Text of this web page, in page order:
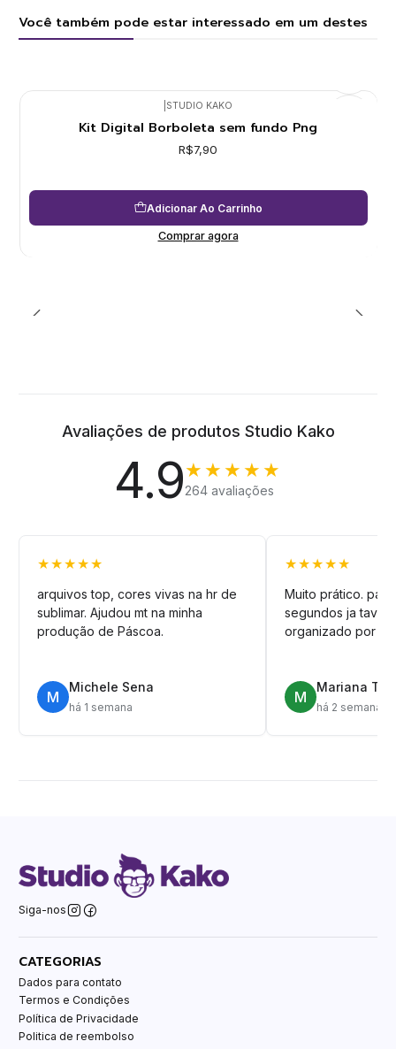
Você também pode estar interessado em um destes
STUDIO KAKO
Kit Digital Borboleta sem fundo Png
R$7,90
Adicionar Ao Carrinho
Comprar agora
Avaliações de produtos Studio Kako
4.9★★★★★
264 avaliações
★★★★★
arquivos top, cores vivas na hr de
sublimar. Ajudou mt na minha
produção de Páscoa.
M
Michele Sena
há 1 semana
★★★★★
Muito prático.
segundos ja tava
organizado por
M
Mariana T.
há 2 semanas
Siga-nos
CATEGORIAS
Dados para contato
Termos e Condições
Política de Privacidade
Politica de reembolso